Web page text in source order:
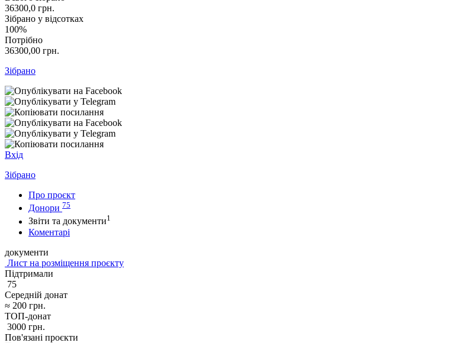
36300,0 грн.
Зібрано у відсотках
100%
Потрібно
36300,00 грн.
Зібрано
Вхід
Зібрано
Про проєкт
Донори 75
Звіти та документи1
Коментарі
документи
Лист на розміщення проєкту
Підтримали
75
Середній донат
≈ 200 грн.
ТОП-донат
3000 грн.
Пов'язані проєкти